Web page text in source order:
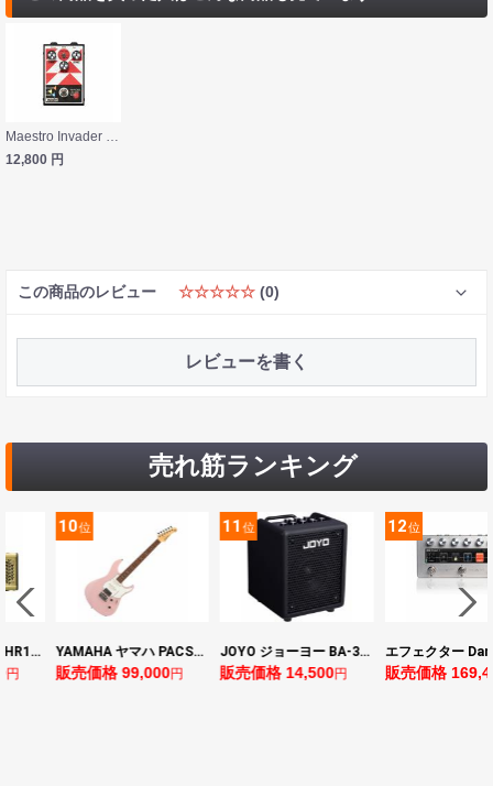
Maestro Invader Distortion ディストーション ギターエフェクター マエストロ 6インチパッチケーブル 2本セット付き
12,800 円
この商品のレビュー ☆☆☆☆☆ (0)
レビューを書く
売れ筋ランキング
ヤマハ YAMAHA THR10II 小型ギターアンプ
円
10位
YAMAHA ヤマハ PACS+12 ASP Pacifica Standard Plus パシフィカスタンダードプラス エレキギター
販売価格 99,000円
11位
JOYO ジョーヨー BA-30 VIBE CUBE BLK 30W 小型ベースアンプ Bluetooth+OTGオーディオI/F搭載
販売価格 14,500円
12位
販売価格